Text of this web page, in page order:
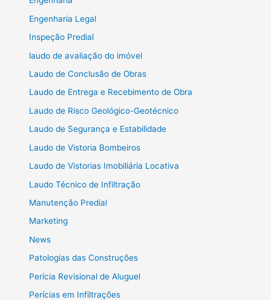
Engenharia Legal
Inspeção Predial
laudo de avaliação do imóvel
Laudo de Conclusão de Obras
Laudo de Entrega e Recebimento de Obra
Laudo de Risco Geológico-Geotécnico
Laudo de Segurança e Estabilidade
Laudo de Vistoria Bombeiros
Laudo de Vistorias Imobiliária Locativa
Laudo Técnico de Infiltração
Manutenção Predial
Marketing
News
Patologias das Construções
Perícia Revisional de Aluguel
Perícias em Infiltrações